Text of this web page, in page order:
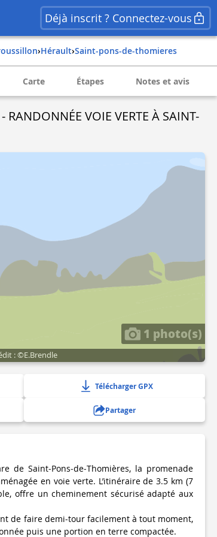
Déjà inscrit ? Connectez-vous
› hérault› saint-pons-de-thomieres
Carte Étapes Notes et avis
RANDONNÉE VOIE VERTE À SAINT-
1 photo(s)
: ©E.Brendle
Télécharger GPX
Partager
de Saint‑Pons‑de‑Thomières, la promenade
en voie verte. L’itinéraire de 3.5 km (7
offre un cheminement sécurisé adapté aux
de faire demi‑tour facilement à tout moment,
puis une portion en terre compactée.